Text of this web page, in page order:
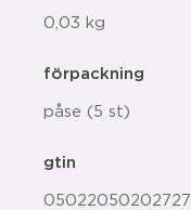
0,03 kg
förpackning
påse (5 st)
gtin
05022050202727